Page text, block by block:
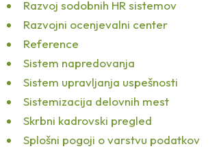
Razvoj sodobnih HR sistemov
Razvojni ocenjevalni center
Reference
Sistem napredovanja
Sistem upravljanja uspešnosti
Sistemizacija delovnih mest
Skrbni kadrovski pregled
Splošni pogoji o varstvu podatkov